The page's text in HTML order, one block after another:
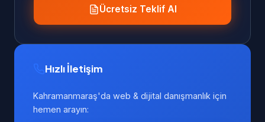
Ücretsiz Teklif Al
Hızlı İletişim
Kahramanmaraş'da web & dijital danışmanlık için
hemen arayın: